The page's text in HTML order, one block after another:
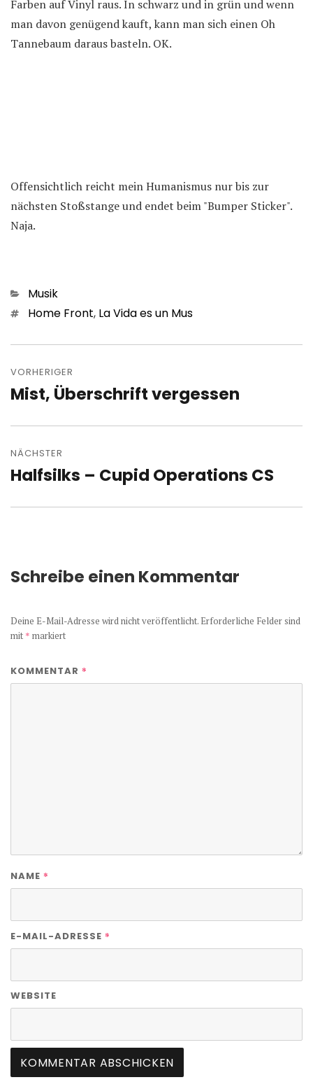
Farben auf Vinyl raus. In schwarz und in grün und wenn
man davon genügend kauft, kann man sich einen Oh
Tannebaum daraus basteln. OK.
Offensichtlich reicht mein Humanismus nur bis zur
nächsten Stoßstange und endet beim "Bumper Sticker".
Naja.
Kategorien
Musik
Schlagwörter
Home Front, La Vida es un Mus
VORHERIGER
Vorheriger
Mist, Überschrift vergessen
NÄCHSTER
Nächster
Halfsilks – Cupid Operations CS
Schreibe einen Kommentar
Deine E-Mail-Adresse wird nicht veröffentlicht. Erforderliche Felder sind
mit * markiert
KOMMENTAR *
NAME *
E-MAIL-ADRESSE *
WEBSITE